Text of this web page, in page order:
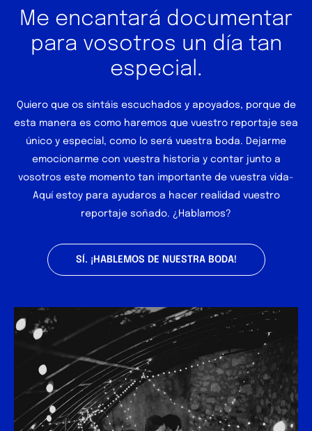
Me encantará documentar
para vosotros un día tan
especial.
Quiero que os sintáis escuchados y apoyados, porque de
esta manera es como haremos que vuestro reportaje sea
único y especial, como lo será vuestra boda. Dejarme
emocionarme con vuestra historia y contar junto a
vosotros este momento tan importante de vuestra vida-
Aquí estoy para ayudaros a hacer realidad vuestro
reportaje soñado. ¿Hablamos?
SÍ. ¡HABLEMOS DE NUESTRA BODA!